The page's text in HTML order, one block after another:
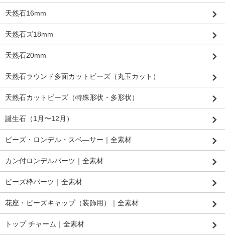
天然石16mm
天然石ズ18mm
天然石20mm
天然石ラウンド多面カットビーズ（丸玉カット）
天然石カットビーズ（特殊形状・多形状）
誕生石（1月〜12月）
ビーズ・ロンデル・スベ―サー｜全素材
カン付ロンデルパーツ｜全素材
ビーズ枠パーツ｜全素材
花座・ビーズキャップ（装飾用）｜全素材
トップ チャーム｜全素材